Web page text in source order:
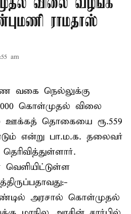
விலை வழங்க
ராமதாஸ்
am
வகை நெல்லுக்கு
கொள்முதல் விலை
ஊக்கத் தொகையை ரூ.559
என்று பா.ம.க. தலைவர்
அரசால் கொள்முதல்